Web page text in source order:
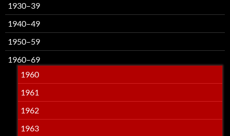
1930–39
1940–49
1950–59
1960–69
1960
1961
1962
1963